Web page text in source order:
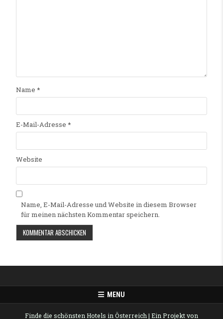
Name *
E-Mail-Adresse *
Website
Name, E-Mail-Adresse und Website in diesem Browser
für meinen nächsten Kommentar speichern.
MENU
Finde die schönsten Hotels in Österreich | Ein Projekt von